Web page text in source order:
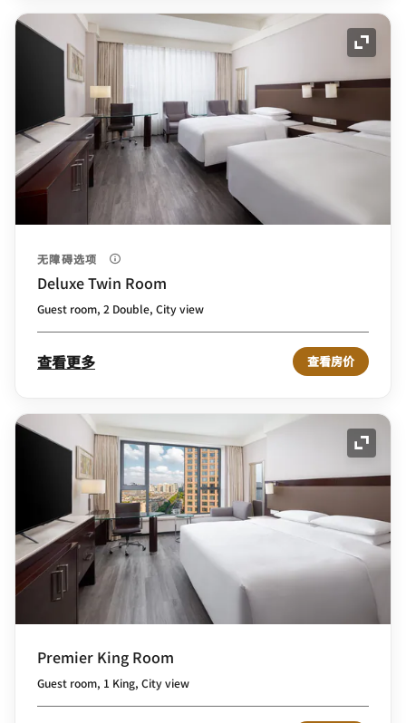
展开
无障碍选项
Deluxe Twin Room
Guest room, 2 Double, City view
查看更多 查看房价
展开
Premier King Room
Guest room, 1 King, City view